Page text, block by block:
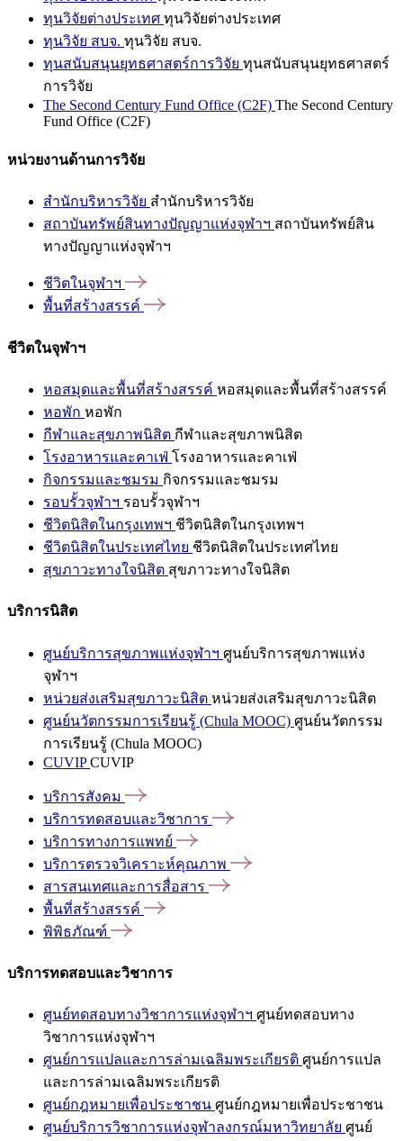
ทุนวิจัยต่างประเทศ ทุนวิจัยต่างประเทศ
ทุนวิจัย สบจ. ทุนวิจัย สบจ.
ทุนสนับสนุนยุทธศาสตร์การวิจัย ทุนสนับสนุนยุทธศาสตร์
การวิจัย
The Second Century Fund Office (C2F) The Second Century
Fund Office (C2F)
หน่วยงานด้านการวิจัย
สำนักบริหารวิจัย สำนักบริหารวิจัย
สถาบันทรัพย์สินทางปัญญาแห่งจุฬาฯ สถาบันทรัพย์สิน
ทางปัญญาแห่งจุฬาฯ
ชีวิตในจุฬาฯ
พื้นที่สร้างสรรค์
ชีวิตในจุฬาฯ
หอสมุดและพื้นที่สร้างสรรค์ หอสมุดและพื้นที่สร้างสรรค์
หอพัก หอพัก
กีฬาและสุขภาพนิสิต กีฬาและสุขภาพนิสิต
โรงอาหารและคาเฟ่ โรงอาหารและคาเฟ่
กิจกรรมและชมรม กิจกรรมและชมรม
รอบรั้วจุฬาฯ รอบรั้วจุฬาฯ
ชีวิตนิสิตในกรุงเทพฯ ชีวิตนิสิตในกรุงเทพฯ
ชีวิตนิสิตในประเทศไทย ชีวิตนิสิตในประเทศไทย
สุขภาวะทางใจนิสิต สุขภาวะทางใจนิสิต
บริการนิสิต
ศูนย์บริการสุขภาพแห่งจุฬาฯ ศูนย์บริการสุขภาพแห่ง
จุฬาฯ
หน่วยส่งเสริมสุขภาวะนิสิต หน่วยส่งเสริมสุขภาวะนิสิต
ศูนย์นวัตกรรมการเรียนรู้ (Chula MOOC) ศูนย์นวัตกรรม
การเรียนรู้ (Chula MOOC)
CUVIPCUVIP
บริการสังคม
บริการทดสอบและวิชาการ
บริการทางการแพทย์
บริการตรวจวิเคราะห์คุณภาพ
สารสนเทศและการสื่อสาร
พื้นที่สร้างสรรค์
พิพิธภัณฑ์
บริการทดสอบและวิชาการ
ศูนย์ทดสอบทางวิชาการแห่งจุฬาฯ ศูนย์ทดสอบทาง
วิชาการแห่งจุฬาฯ
ศูนย์การแปลและการล่ามเฉลิมพระเกียรติ ศูนย์การแปล
และการล่ามเฉลิมพระเกียรติ
ศูนย์กฎหมายเพื่อประชาชน ศูนย์กฎหมายเพื่อประชาชน
ศูนย์บริการวิชาการแห่งจุฬาลงกรณ์มหาวิทยาลัย ศูนย์